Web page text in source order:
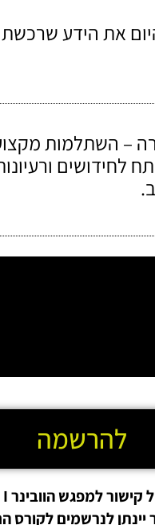
את הידע
– השתלמות
לחידושים
להרשמה
יינתן לנרשמים לקורס